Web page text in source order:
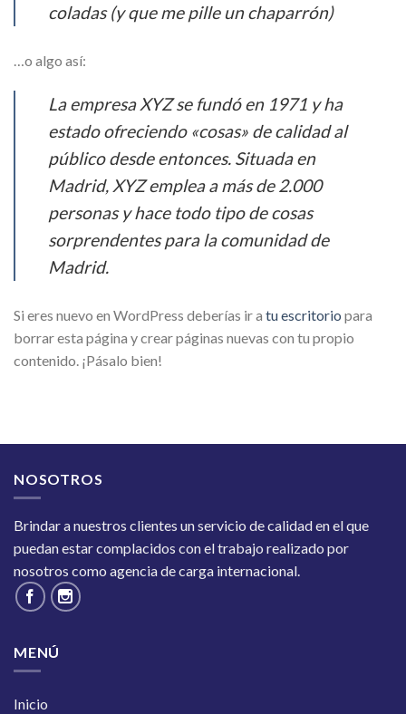
coladas (y que me pille un chaparrón)
…o algo así:
La empresa XYZ se fundó en 1971 y ha
estado ofreciendo «cosas» de calidad al
público desde entonces. Situada en
Madrid, XYZ emplea a más de 2.000
personas y hace todo tipo de cosas
sorprendentes para la comunidad de
Madrid.
Si eres nuevo en WordPress deberías ir a tu escritorio para
borrar esta página y crear páginas nuevas con tu propio
contenido. ¡Pásalo bien!
NOSOTROS
Brindar a nuestros clientes un servicio de calidad en el que
puedan estar complacidos con el trabajo realizado por
nosotros como agencia de carga internacional.
MENÚ
Inicio